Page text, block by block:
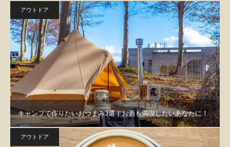
アウトドア
キャンプで作りたいおつまみ3選｜お酒も満喫したいあなたに！
アウトドア